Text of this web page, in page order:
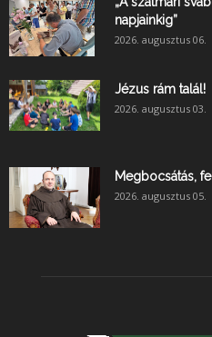
napjainkig”
2026. augusztus 06.
Jézus rám talál!
2026. augusztus 03.
Megbocsátás,
2026. augusztus 05.